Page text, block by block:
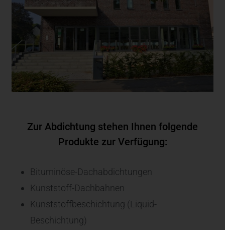
Zur Abdichtung stehen Ihnen folgende
Produkte zur Verfügung:
Bituminöse-Dachabdichtungen
Kunststoff-Dachbahnen
Kunststoffbeschichtung (Liquid-
Beschichtung)